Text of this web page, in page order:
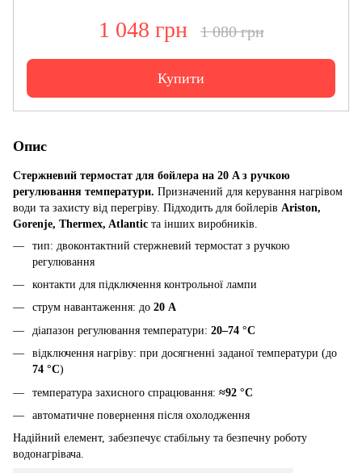
1 048 грн 1 080 грн
Купити
Опис
Стержневий термостат для бойлера на 20 A з ручкою
регулювання температури. Призначений для керування нагрівом
води та захисту від перегріву. Підходить для бойлерів Ariston,
Gorenje, Thermex, Atlantic та інших виробників.
тип: двоконтактний стержневий термостат з ручкою
регулювання
контакти для підключення контрольної лампи
струм навантаження: до 20 A
діапазон регулювання температури: 20–74 °C
відключення нагріву: при досягненні заданої температури (до
74 °C)
температура захисного спрацювання: ≈92 °C
автоматичне повернення після охолодження
Надійний елемент, забезпечує стабільну та безпечну роботу
водонагрівача.